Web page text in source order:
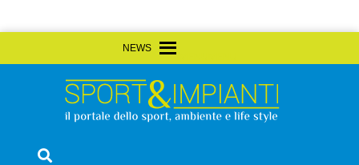
to
Sport&Impianti